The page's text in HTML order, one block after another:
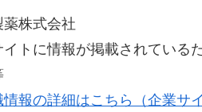
薬株式会社
イトに情報が掲載されている
報の詳細はこちら（企業サ